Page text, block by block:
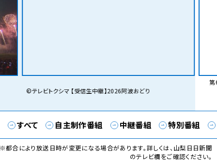
©テレビトクシマ 【受信生中継】2026阿波おどり
第
すべて 自主制作番組 中継番組 特別番組
都合により放送日時が変更になる場合があります。詳しくは、山梨日日新聞
のテレビ欄をご確認ください。